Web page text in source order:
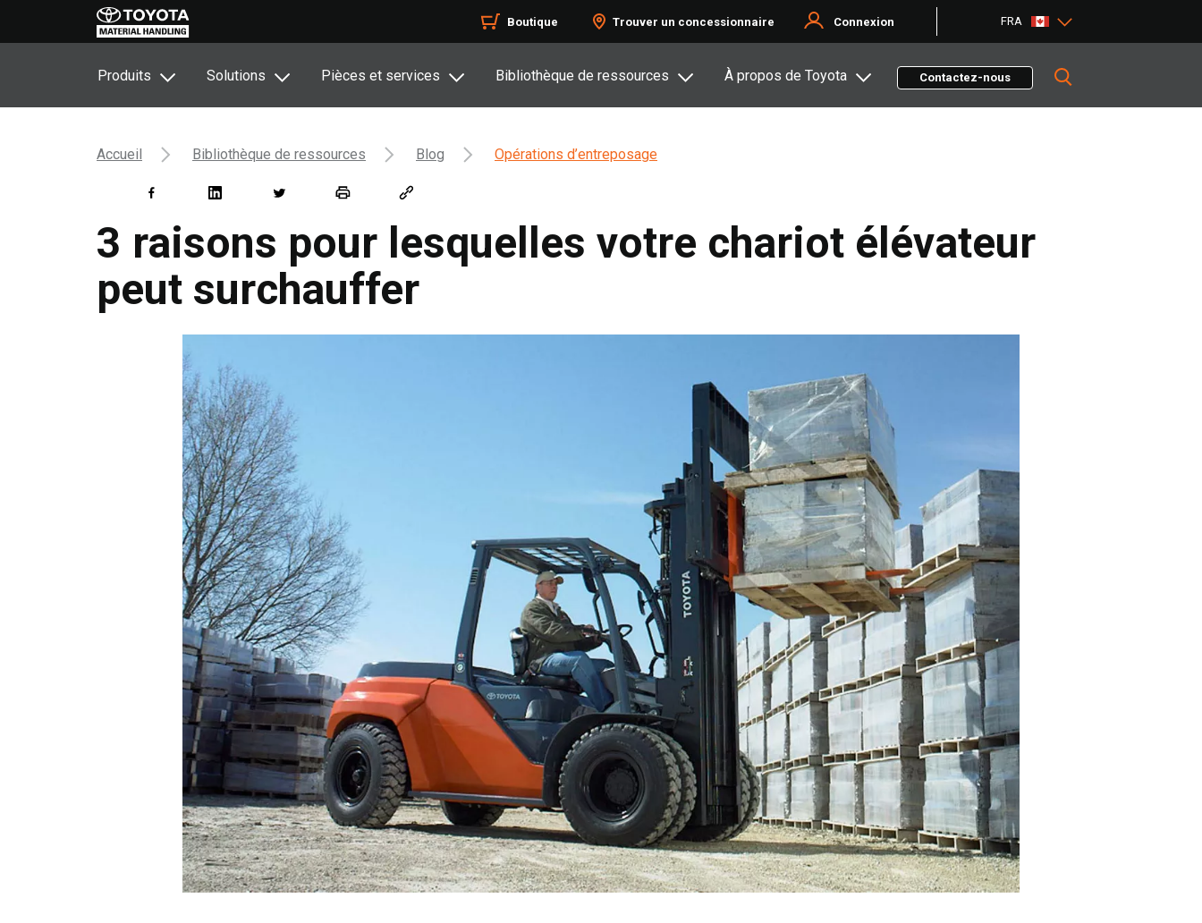
Boutique Trouver un concessionnaire Connexion FRA
Produits Solutions Pièces et services Bibliothèque de ressources À propos de Toyota Contactez-nous
Accueil Bibliothèque de ressources Blog Opérations d’entreposage
3 raisons pour lesquelles votre chariot élévateur
peut surchauffer